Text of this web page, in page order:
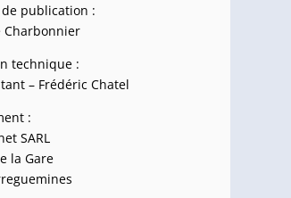
publication :
Charbonnier
technique :
– Frédéric Chatel
:
SARL
la Gare